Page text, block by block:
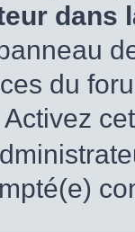
dans
du
Activez